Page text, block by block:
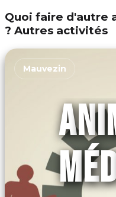
Quoi faire d'autre
? Autres activités
Mauvezin